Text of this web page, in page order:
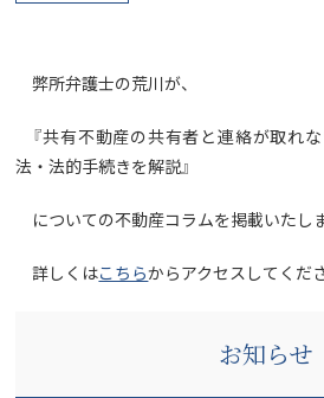
弊所弁護士の荒川が、
『共有不動産の共有者と連絡が取れ
法・法的手続きを解説』
についての不動産コラムを掲載いたし
詳しくはこちらからアクセスしてくだ
お知らせ